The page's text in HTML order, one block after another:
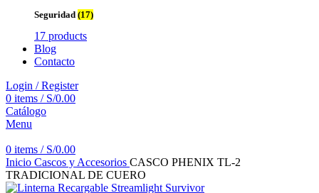
Seguridad (17)
17 products
Blog
Contacto
Login / Register
0 items / S/0.00
Catálogo
Menu
0 items / S/0.00
Inicio Cascos y Accesorios CASCO PHENIX TL-2
TRADICIONAL DE CUERO